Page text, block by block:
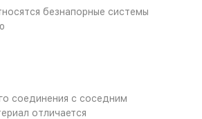
безнапорные системы
соединения с соседним
отличается